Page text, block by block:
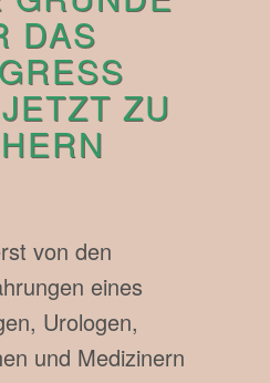
DAS
ZU
von den
eines
Urologen,
und Medizinern